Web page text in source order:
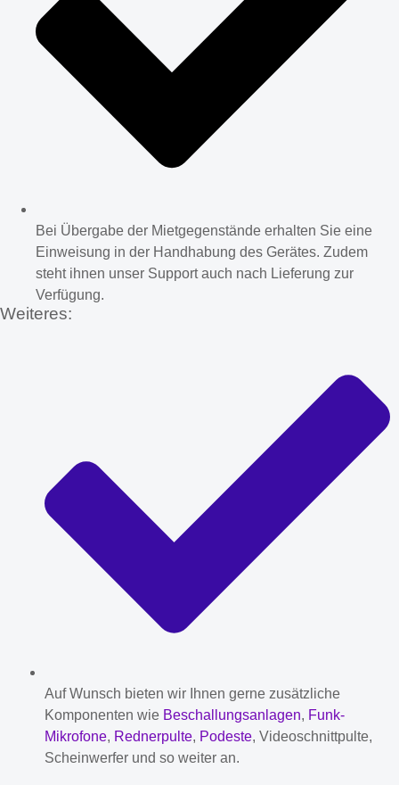
Bei Übergabe der Mietgegenstände erhalten Sie eine
Einweisung in der Handhabung des Gerätes. Zudem
steht ihnen unser Support auch nach Lieferung zur
Verfügung.
Weiteres:
Auf Wunsch bieten wir Ihnen gerne zusätzliche
Komponenten wie Beschallungsanlagen, Funk-
Mikrofone, Rednerpulte, Podeste, Videoschnittpulte,
Scheinwerfer und so weiter an.